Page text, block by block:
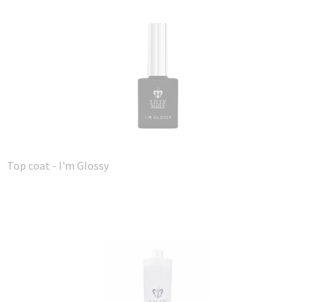
Top coat - I'm Glossy